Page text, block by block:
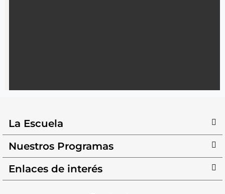
La Escuela
Nuestros Programas
Enlaces de interés